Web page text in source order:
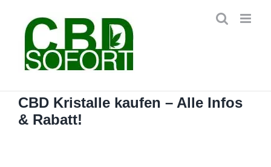
springen
CBD Kristalle kaufen – Alle Infos
& Rabatt!